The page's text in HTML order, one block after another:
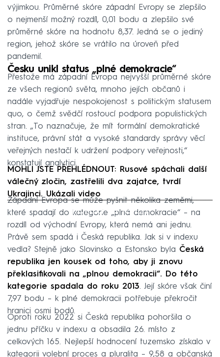
výjimkou. Průměrné skóre západní Evropy se zlepšilo
o nejmenší možný rozdíl, 0,01 bodu a zlepšilo své
průměrné skóre na hodnotu 8,37. Jedná se o jediný
region, jehož skóre se vrátilo na úroveň před
pandemií.
Česku unikl status „plné demokracie“
Přestože má západní Evropa nejvyšší průměrné skóre
ze všech regionů světa, mnoho jejích občanů i
nadále vyjadřuje nespokojenost s politickým statusem
quo, o čemž svědčí rostoucí podpora populistických
stran. „To naznačuje, že mít formální demokratické
instituce, právní stát a vysoké standardy správy věcí
veřejných nestačí k udržení podpory veřejnosti,“
konstatují analytici.
MOHLI JSTE PŘEHLÉDNOUT: Rusové spáchali další
válečný zločin, zastřelili dva zajatce, tvrdí
Ukrajinci. Ukázali video
Failed to fetch
Západní Evropa se může pyšnit několika zeměmi,
které spadají do kategorie „plná demokracie“ – na
rozdíl od východní Evropy, která nemá ani jednu.
Právě sem spadá i Česká republika. Jak si v indexu
vedla? Stejně jako Slovinsko a Estonsko byla Česká
republika jen kousek od toho, aby ji znovu
překlasifikovali na „plnou demokracii“. Do této
kategorie spadala do roku 2013. Její skóre však činí
7,97 bodu – k plné demokracii potřebuje překročit
hranici osmi bodů.
Oproti roku 2022 si Česká republika pohoršila o
jednu příčku v indexu a obsadila 26. místo z
celkových 165. Nejlepší hodnocení tuzemsko získalo v
kategorii volební proces a pluralita – 9,58 a občanská